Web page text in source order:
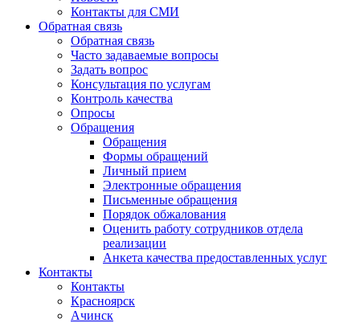
Контакты для СМИ
Обратная связь
Обратная связь
Часто задаваемые вопросы
Задать вопрос
Консультация по услугам
Контроль качества
Опросы
Обращения
Обращения
Формы обращений
Личный прием
Электронные обращения
Письменные обращения
Порядок обжалования
Оценить работу сотрудников отдела
реализации
Анкета качества предоставленных услуг
Контакты
Контакты
Красноярск
Ачинск